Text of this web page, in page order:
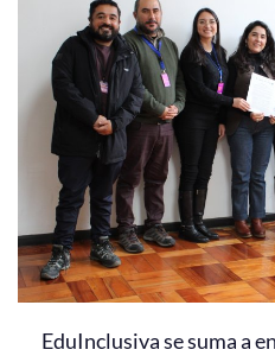
EduInclusiva se suma a